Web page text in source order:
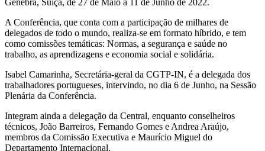
A Conferência, que conta com a participação de milhares de
delegados de todo o mundo, realiza-se em formato híbrido, e tem
como comissões temáticas: Normas, a segurança e saúde no
trabalho, as aprendizagens e economia social e solidária.
Isabel Camarinha, Secretária-geral da CGTP-IN, é a delegada dos
trabalhadores portugueses, intervindo, no dia 6 de Junho, na Sessão
Plenária da Conferência.
Integram ainda a delegação da Central, enquanto conselheiros
técnicos, João Barreiros, Fernando Gomes e Andrea Araújo,
membros da Comissão Executiva e Maurício Miguel do
Departamento Internacional.